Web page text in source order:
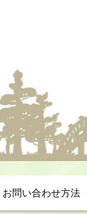
お問い合わせ方法